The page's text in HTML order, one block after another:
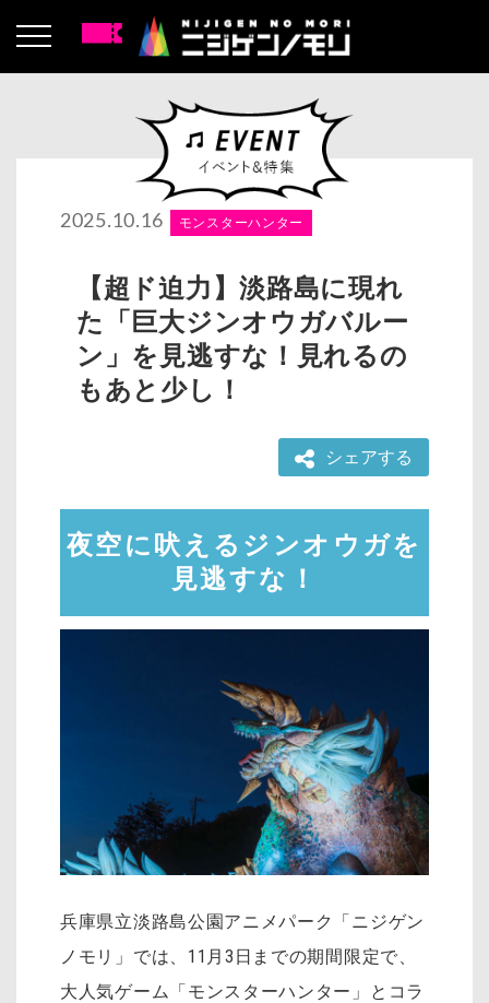
2025.10.16 モンスターハンター
【超ド迫力】淡路島に現れ
た「巨大ジンオウガバルー
ン」を見逃すな！見れるの
もあと少し！
シェアする
夜空に吠えるジンオウガを
見逃すな！
兵庫県立淡路島公園アニメパーク「ニジゲン
ノモリ」では、11月3日までの期間限定で、
大人気ゲーム「モンスターハンター」とコラ